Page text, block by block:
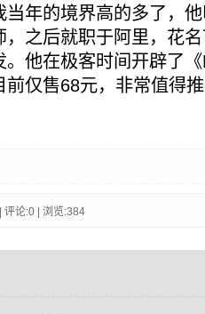
当年的境界高的多了，
，之后就职于阿里，花
。他在极客时间开辟了
前仅售68元，非常值得
评论:0 | 浏览:384